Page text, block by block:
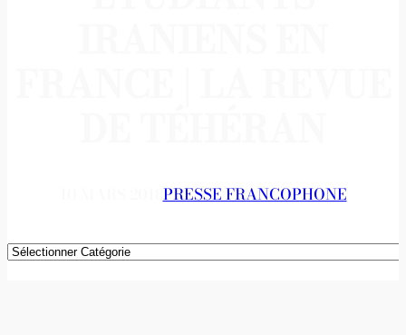
PRESSE FRANCOPHONE
Catégories